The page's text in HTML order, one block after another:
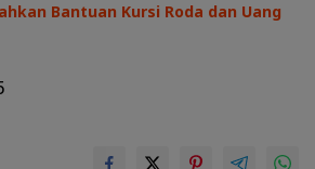
Bantuan Kursi Roda dan Uang